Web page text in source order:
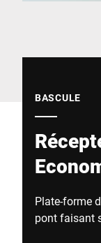
BASCULE
Plate-forme
pont faisant